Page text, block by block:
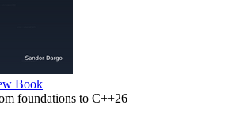
Book
foundations to C++26